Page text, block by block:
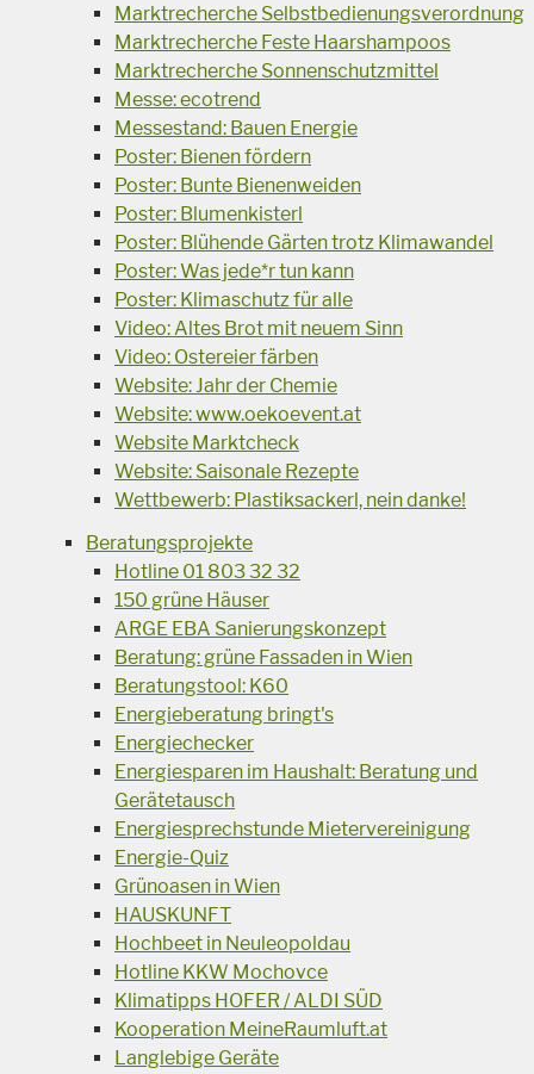
Marktrecherche Selbstbedienungsverordnung
Marktrecherche Feste Haarshampoos
Marktrecherche Sonnenschutzmittel
Messe: ecotrend
Messestand: Bauen Energie
Poster: Bienen fördern
Poster: Bunte Bienenweiden
Poster: Blumenkisterl
Poster: Blühende Gärten trotz Klimawandel
Poster: Was jede*r tun kann
Poster: Klimaschutz für alle
Video: Altes Brot mit neuem Sinn
Video: Ostereier färben
Website: Jahr der Chemie
Website: www.oekoevent.at
Website Marktcheck
Website: Saisonale Rezepte
Wettbewerb: Plastiksackerl, nein danke!
Beratungsprojekte
Hotline 01 803 32 32
150 grüne Häuser
ARGE EBA Sanierungskonzept
Beratung: grüne Fassaden in Wien
Beratungstool: K60
Energieberatung bringt's
Energiechecker
Energiesparen im Haushalt: Beratung und
Gerätetausch
Energiesprechstunde Mietervereinigung
Energie-Quiz
Grünoasen in Wien
HAUSKUNFT
Hochbeet in Neuleopoldau
Hotline KKW Mochovce
Klimatipps HOFER / ALDI SÜD
Kooperation MeineRaumluft.at
Langlebige Geräte